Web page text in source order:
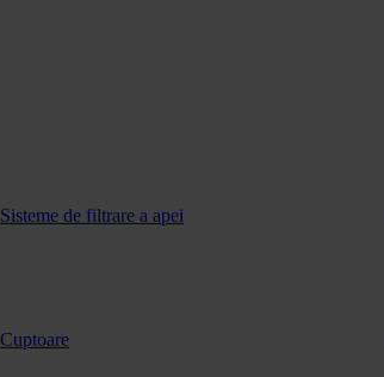
Sisteme de filtrare a apei
Cuptoare